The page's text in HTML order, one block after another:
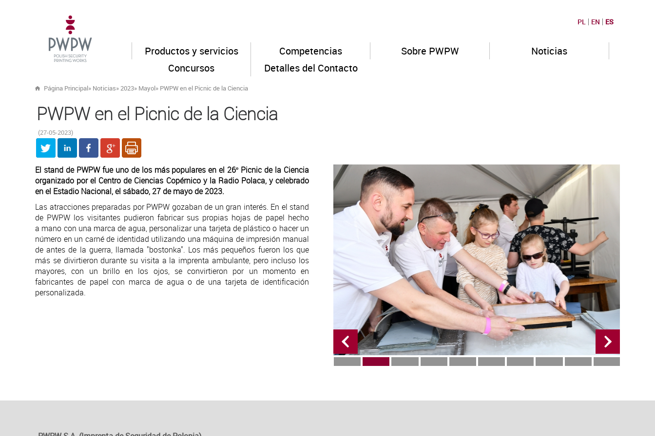
PL EN ES
Productos y servicios Competencias Sobre PWPW
Noticias
Concursos
Detalles del Contacto
Página Principal» Noticias»2023» Mayol» PWPW en el Picnic de la Ciencia
PWPW en el Picnic de la Ciencia
(27-05-2023)
El stand de PWPW fue uno de los más populares en el 26º Picnic de la Ciencia
organizado por el Centro de Ciencias Copérnico y la Radio Polaca, y celebrado
en el Estadio Nacional, el sábado, 27 de mayo de 2023.
Las atracciones preparadas por PWPW gozaban de un gran interés. En el stand
de PWPW los visitantes pudieron fabricar sus propias hojas de papel hecho
a mano con una marca de agua, personalizar una tarjeta de plástico o hacer un
número en un carné de identidad utilizando una máquina de impresión manual
de antes de la guerra, llamada "bostonka". Los más pequeños fueron los que
más se divirtieron durante su visita a la imprenta ambulante, pero incluso los
mayores, con un brillo en los ojos, se convirtieron por un momento en
fabricantes de papel con marca de agua o de una tarjeta de identificación
personalizada.